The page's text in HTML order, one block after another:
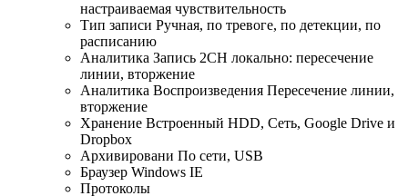
настраиваемая чувствительность
Тип записи Ручная, по тревоге, по детекции, по
расписанию
Аналитика Запись 2CH локально: пересечение
линии, вторжение
Аналитика Воспроизведения Пересечение линии,
вторжение
Хранение Встроенный HDD, Сеть, Google Drive и
Dropbox
Архивировани По сети, USB
Браузер Windows IE
Протоколы